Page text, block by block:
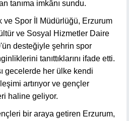
tanıma imkânı sundu.
ve Spor İl Müdürlüğü, Erzurum
ve Sosyal Hizmetler Daire
desteğiyle şehrin spor
tanıttıklarını ifade etti.
gecelerde her ülke kendi
artırıyor ve gençler
haline geliyor.
bir araya getiren Erzurum,